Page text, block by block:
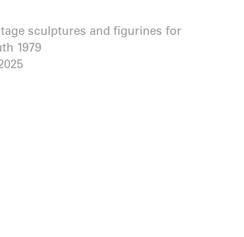
sculptures and figurines for
1979